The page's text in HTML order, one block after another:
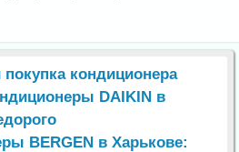
покупка кондиционера
DAIKIN в
BERGEN в Харькове: